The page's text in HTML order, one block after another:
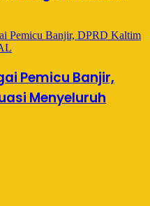
Pemicu Banjir,
Menyeluruh